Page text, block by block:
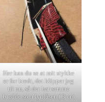
Her kan du se at mit stykke
er for bredt, det klipper jeg
til nu, så det har samme
bredde som lynlåsen ( 3 cm